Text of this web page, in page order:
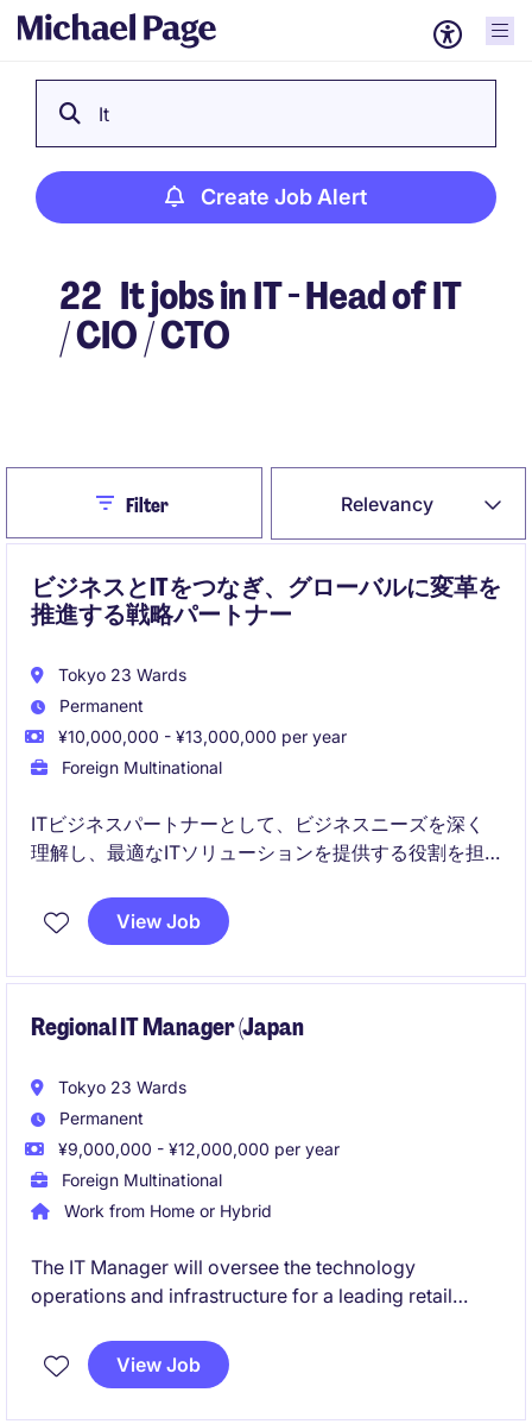
It
Create Job Alert
22 It jobs in IT - Head of IT
/ CIO / CTO
Relevancy
CloseFilter
ビジネスとITをつなぎ、グローバルに変革を
推進する戦略パートナー
Tokyo 23 Wards
Permanent
¥10,000,000 - ¥13,000,000 per year
Foreign Multinational
ITビジネスパートナーとして、ビジネスニーズを深く
理解し、最適なITソリューションを提供する役割を担
新をサポートするポジションです。
View Job
Regional IT Manager (Japan
Tokyo 23 Wards
Permanent
¥9,000,000 - ¥12,000,000 per year
Foreign Multinational
Work from Home or Hybrid
The IT Manager will oversee the technology
operations and infrastructure for a leading retail
efficiency. This role offers an opportunity to lead a
team and drive technological innovation within the
View Job